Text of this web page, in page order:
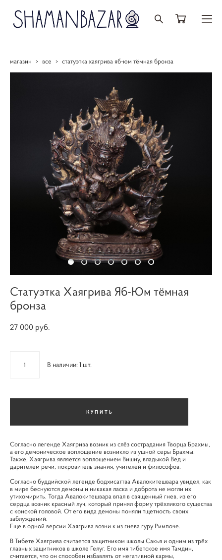
магазин > все > статуэтка хаягрива яб-юм тёмная бронза
Статуэтка Хаягрива Яб-Юм тёмная
бронза
27 000 pуб.
В наличии:1 шт.
КУПИТЬ
Согласно легенде Хаягрива возник из слёз сострадания Творца Брахмы,
а его демоническое воплощение возникло из ушной серы Брахмы.
Также, Хаягрива является воплощением Вишну, владыкой Вед и
дарителем речи, покровитель знания, учителей и философов.
Согласно буддийской легенде бодхисаттва Авалокитешвара увидел, как
в мире беснуются демоны и никакая ласка и доброта не могли их
утихомирить. Тогда Авалокитешвара впал в священный гнев, из его
сердца возник красный луч, который принял форму трёхликого существа
с конской головой. От его вида демоны поняли тщетность своих
заблуждений.
Еще в одной версии Хаягрива возни к из гнева гуру Римпоче.
В Тибете Хаягрива считается защитником школы Сакья и одним из трёх
главных защитников в школе Гелуг. Его имя тибетское имя Тамдин,
считается, что он способен избавлять от негативной кармы,